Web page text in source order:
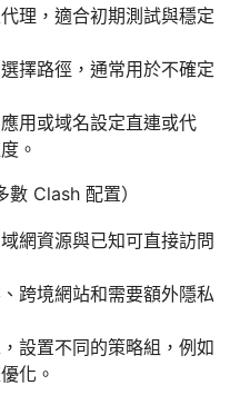
理，適合初期測試與穩定
擇路徑，通常用於不確定
用或域名設定直連或代
。
Clash 配置）
網資源與已知可直接訪問
跨境網站和需要額外隱私
設置不同的策略組，例如
化。